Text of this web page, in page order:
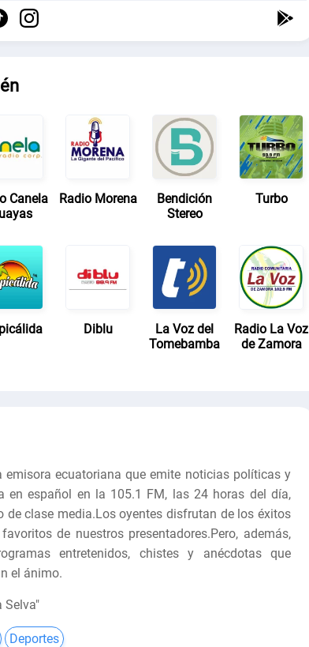
Canela
Radio Morena
Bendición
Stereo
Turbo
Diblu
La Voz del
Tomebamba
Radio La Voz
de Zamora
emisora ecuatoriana que emite noticias políticas y
en español en la 105.1 FM, las 24 horas del día,
de clase media.Los oyentes disfrutan de los éxitos
de nuestros presentadores.Pero, además,
entretenidos, chistes y anécdotas que
el ánimo.
Selva"
Deportes